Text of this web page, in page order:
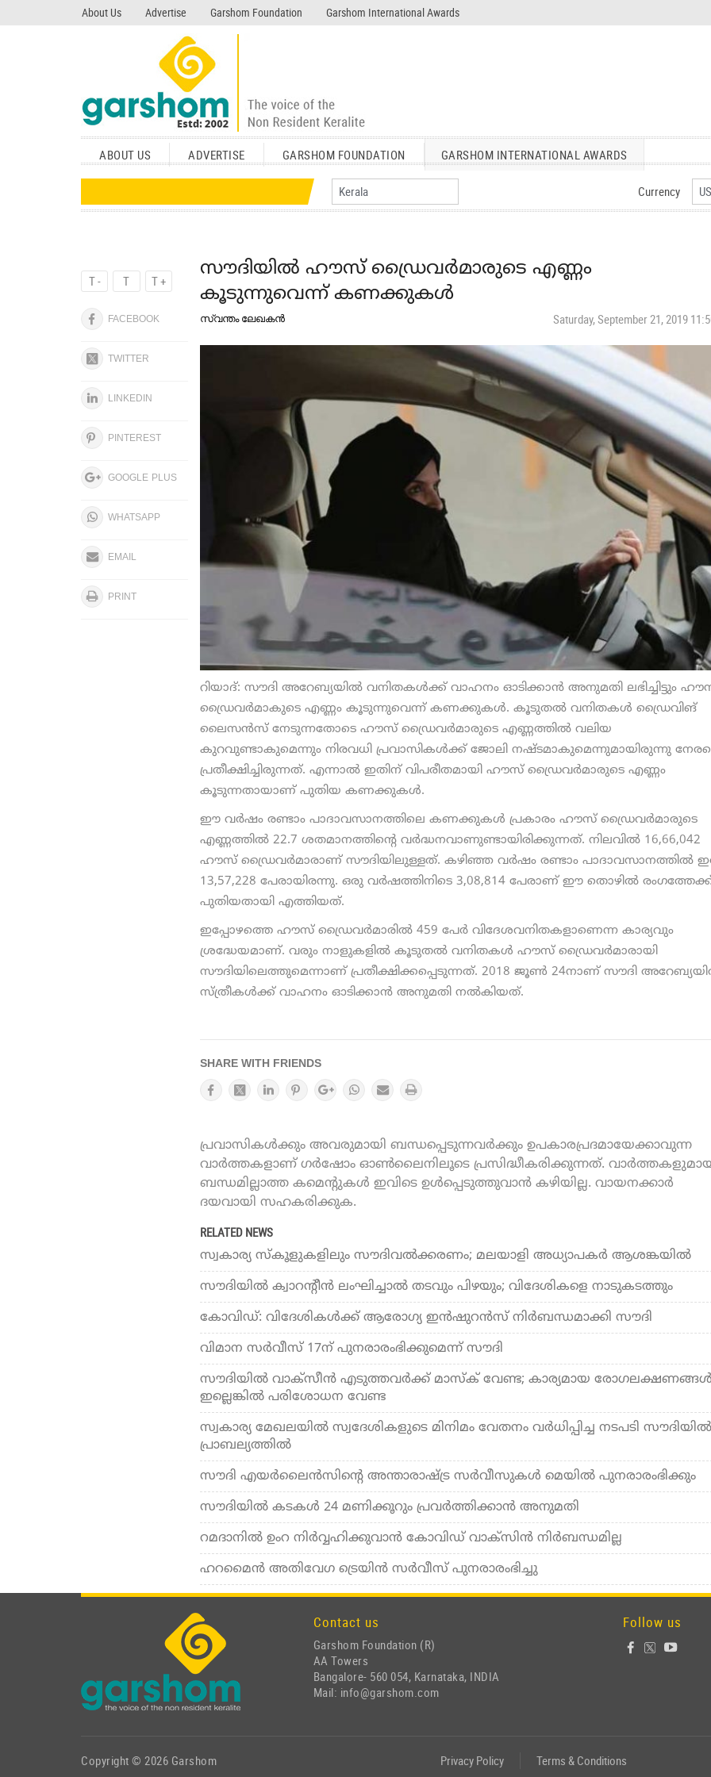
About Us Advertise Garshom Foundation Garshom International Awards
garshom.com
ABOUT US ADVERTISE GARSHOM FOUNDATION GARSHOM INTERNATIONAL AWARDS
Currency
T - T T +
FACEBOOK
TWITTER
LINKEDIN
PINTEREST
GOOGLE PLUS
WHATSAPP
EMAIL
PRINT
സൗദിയില്‍ ഹൗസ് ഡ്രൈവര്‍മാരുടെ എണ്ണം
കൂടുന്നുവെന്ന് കണക്കുകള്‍
സ്വന്തം ലേഖകന്‍ Saturday, September 21, 2019
റിയാദ്: സൗദി അറേബ്യയില്‍ വനിതകള്‍ക്ക് വാഹനം ഓടിക്കാന്‍ അനുമതി ലഭിച്ചിട്ടും
ഡ്രൈവര്‍മാകുടെ എണ്ണം കൂടുന്നുവെന്ന് കണക്കുകള്‍. കൂടുതല്‍ വനിതകള്‍ ഡ്രൈവിങ്
ലൈസന്‍സ് നേടുന്നതോടെ ഹൗസ് ഡ്രൈവര്‍മാരുടെ എണ്ണത്തില്‍ വലിയ
കുറവുണ്ടാകുമെന്നും നിരവധി പ്രവാസികള്‍ക്ക് ജോലി നഷ്ടമാകുമെന്നുമായിരുന്നു
പ്രതീക്ഷിച്ചിരുന്നത്. എന്നാല്‍ ഇതിന് വിപരീതമായി ഹൗസ് ഡ്രൈവര്‍മാരുടെ എണ്ണം
കൂടുന്നതായാണ് പുതിയ കണക്കുകള്‍.
ഈ വര്‍ഷം രണ്ടാം പാദാവസാനത്തിലെ കണക്കുകള്‍ പ്രകാരം ഹൗസ് ഡ്രൈവര്‍മാരുടെ
എണ്ണത്തില്‍ 22.7 ശതമാനത്തിന്റെ വര്‍ദ്ധനവാണുണ്ടായിരിക്കുന്നത്. നിലവില്‍ 16,66,042
ഹൗസ് ഡ്രൈവര്‍മാരാണ് സൗദിയിലുള്ളത്. കഴിഞ്ഞ വര്‍ഷം രണ്ടാം പാദാവസാനത്തില്‍
13,57,228 പേരായിരന്നു. ഒരു വര്‍ഷത്തിനിടെ 3,08,814 പേരാണ് ഈ തൊഴില്‍
പുതിയതായി എത്തിയത്.
ഇപ്പോഴത്തെ ഹൗസ് ഡ്രൈവര്‍മാരില്‍ 459 പേര്‍ വിദേശവനിതകളാണെന്ന കാര്യവും
ശ്രദ്ധേയമാണ്. വരും നാളുകളില്‍ കൂടുതല്‍ വനിതകള്‍ ഹൗസ് ഡ്രൈവര്‍മാരായി
സൗദിയിലെത്തുമെന്നാണ് പ്രതീക്ഷിക്കപ്പെടുന്നത്. 2018 ജൂണ്‍ 24നാണ് സൗദി
സ്ത്രീകള്‍ക്ക് വാഹനം ഓടിക്കാന്‍ അനുമതി നല്‍കിയത്.
SHARE WITH FRIENDS
പ്രവാസികൾക്കും അവരുമായി ബന്ധപ്പെടുന്നവർക്കും ഉപകാരപ്രദമായേക്കാവുന്ന
വാർത്തകളാണ് ഗർഷോം ഓൺലൈനിലൂടെ പ്രസിദ്ധീകരിക്കുന്നത്.
ബന്ധമില്ലാത്ത കമെന്റുകൾ ഇവിടെ ഉൾപ്പെടുത്തുവാൻ കഴിയില്ല. വായനക്കാർ
ദയവായി സഹകരിക്കുക.
RELATED NEWS
സ്വകാര്യ സ്‌കൂളുകളിലും സൗദിവല്‍ക്കരണം; മലയാളി അധ്യാപകര്‍ ആശങ്കയില്‍
സൗദിയില്‍ ക്വാറന്റീന്‍ ലംഘിച്ചാല്‍ തടവും പിഴയും; വിദേശികളെ നാടുകടത്തും
കോവിഡ്: വിദേശികള്‍ക്ക് ആരോഗ്യ ഇന്‍ഷുറന്‍സ് നിര്‍ബന്ധമാക്കി സൗദി
വിമാന സര്‍വീസ് 17ന് പുനരാരംഭിക്കുമെന്ന് സൗദി
സൗദിയില്‍ വാക്‌സീന്‍ എടുത്തവര്‍ക്ക് മാസ്‌ക് വേണ്ട; കാര്യമായ
ഇല്ലെങ്കില്‍ പരിശോധന വേണ്ട
സ്വകാര്യ മേഖലയില്‍ സ്വദേശികളുടെ മിനിമം വേതനം വര്‍ധിപ്പിച്ച നടപടി സൗദിയില്‍
പ്രാബല്യത്തില്‍
സൗദി എയര്‍ലൈന്‍സിന്റെ അന്താരാഷ്ട്ര സര്‍വീസുകള്‍ മെയില്‍ പുനരാരംഭിക്കും
സൗദിയില്‍ കടകള്‍ 24 മണിക്കൂറും പ്രവര്‍ത്തിക്കാന്‍ അനുമതി
റമദാനില്‍ ഉംറ നിര്‍വ്വഹിക്കുവാന്‍ കോവിഡ് വാക്സിന്‍ നിര്‍ബന്ധമില്ല
ഹറമൈന്‍ അതിവേഗ ട്രെയിന്‍ സര്‍വീസ് പുനരാരംഭിച്ചു
Contact us
Garshom Foundation (R)
AA Towers
Bangalore- 560 054, Karnataka, INDIA
Mail: info@garshom.com
Follow us
Copyright © 2026 Garshom Privacy Policy Terms & Conditions